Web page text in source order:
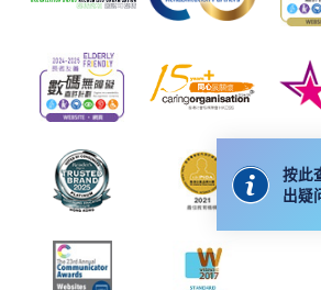
人资料，概不负责。
若学员有意申请付款证明书，请把
上足够邮资的回邮信封、连同划线
每张收据申请费用为港币30 元。支
按此
出疑